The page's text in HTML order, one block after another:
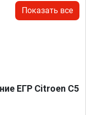
Показать все
ЕГР Citroen C5